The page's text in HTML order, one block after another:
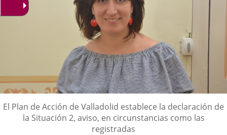
Descripción
El Plan de Acción de Valladolid establece la declaración de
la Situación 2, aviso, en circunstancias como las
registradas